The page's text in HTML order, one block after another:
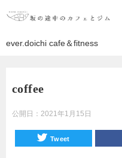
ever.doichi cafe＆fitness
coffee
公開日： 2021年1月15日
Tweet